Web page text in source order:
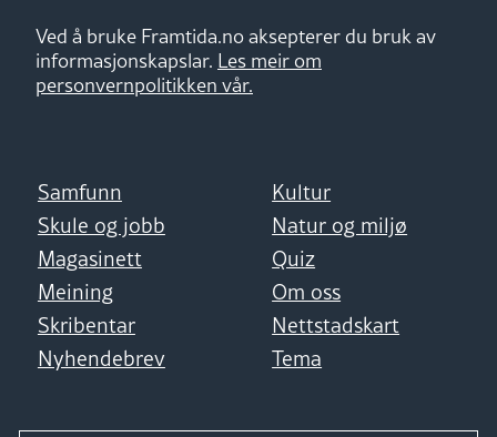
Ved å bruke Framtida.no aksepterer du bruk av
informasjonskapslar. Les meir om
personvernpolitikken vår.
Samfunn
Kultur
Skule og jobb
Natur og miljø
Magasinett
Quiz
Meining
Om oss
Skribentar
Nettstadskart
Nyhendebrev
Tema